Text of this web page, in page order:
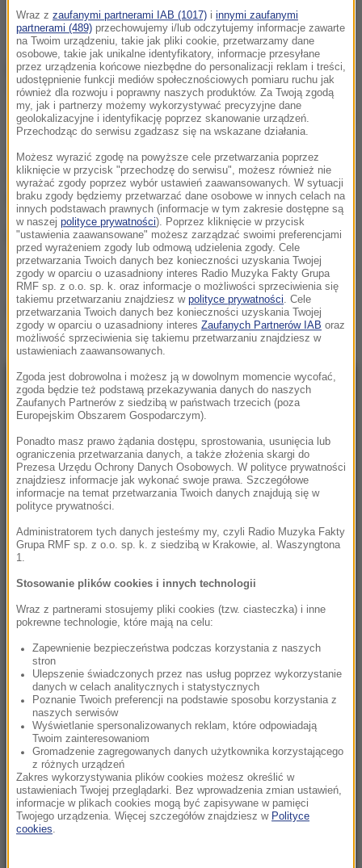
Zniszczone budynki w Amatrice
Jestem zaszczycony, zachwycony i podekscytowany,
że jestem tutaj, w jednym z nielicznych momentów,
kiedy to panuje globalna harmonia- przyznał aktor.
Zniszczone budynki w Amatrice
Źródło: RUPTLY/x-news
Tagi:piłka nożna
NAJNOWSZE
USA płacą fortunę za informacje. Chodzi o
najpotężniejszy kartel narkotykowy na
świecie
07:32
Pucharowy maraton od 18:00. Cztery polskie
Dwaj młodzi hakerzy w rękach policji. Jak
07:00
Karol Nawrocki oczami Polaków. Jak oceniają
go po roku?
06:59
Dron z zapalnikiem znaleziony na lotnisku.
Szef MSW bije na alarm
06:48
Będą dwa nowe święta państwowe? „W
Wraz z zaufanymi partnerami IAB (1017) i innymi zaufanymi
partnerami (489) przechowujemy i/lub odczytujemy informacje zawarte
na Twoim urządzeniu, takie jak pliki cookie, przetwarzamy dane
osobowe, takie jak unikalne identyfikatory, informacje przesyłane
przez urządzenia końcowe niezbędne do personalizacji reklam i treści,
udostępnienie funkcji mediów społecznościowych pomiaru ruchu jak
również dla rozwoju i poprawny naszych produktów. Za Twoją zgodą
my, jak i partnerzy możemy wykorzystywać precyzyjne dane
geolokalizacyjne i identyfikację poprzez skanowanie urządzeń.
Przechodząc do serwisu zgadzasz się na wskazane działania.
Możesz wyrazić zgodę na powyższe cele przetwarzania poprzez
kliknięcie w przycisk "przechodzę do serwisu", możesz również nie
wyrażać zgody poprzez wybór ustawień zaawansowanych. W sytuacji
braku zgody będziemy przetwarzać dane osobowe w innych celach na
innych podstawach prawnych (informacje w tym zakresie dostępne są
w naszej polityce prywatności). Poprzez kliknięcie w przycisk
"ustawienia zaawansowane" możesz zarządzać swoimi preferencjami
przed wyrażeniem zgody lub odmową udzielenia zgody. Cele
przetwarzania Twoich danych bez konieczności uzyskania Twojej
zgody w oparciu o uzasadniony interes Radio Muzyka Fakty Grupa
RMF sp. z o.o. sp. k. oraz informacje o możliwości sprzeciwienia się
takiemu przetwarzaniu znajdziesz w polityce prywatności. Cele
przetwarzania Twoich danych bez konieczności uzyskania Twojej
zgody w oparciu o uzasadniony interes Zaufanych Partnerów IAB oraz
możliwość sprzeciwienia się takiemu przetwarzaniu znajdziesz w
ustawieniach zaawansowanych.
Zgoda jest dobrowolna i możesz ją w dowolnym momencie wycofać,
zgoda będzie też podstawą przekazywania danych do naszych
Zaufanych Partnerów z siedzibą w państwach trzecich (poza
Europejskim Obszarem Gospodarczym).
Ponadto masz prawo żądania dostępu, sprostowania, usunięcia lub
ograniczenia przetwarzania danych, a także złożenia skargi do
Prezesa Urzędu Ochrony Danych Osobowych. W polityce prywatności
znajdziesz informacje jak wykonać swoje prawa. Szczegółowe
informacje na temat przetwarzania Twoich danych znajdują się w
polityce prywatności.
Administratorem tych danych jesteśmy my, czyli Radio Muzyka Fakty
Grupa RMF sp. z o.o. sp. k. z siedzibą w Krakowie, al. Waszyngtona
1.
Stosowanie plików cookies i innych technologii
Wraz z partnerami stosujemy pliki cookies (tzw. ciasteczka) i inne
pokrewne technologie, które mają na celu:
Zapewnienie bezpieczeństwa podczas korzystania z naszych
stron
Ulepszenie świadczonych przez nas usług poprzez wykorzystanie
danych w celach analitycznych i statystycznych
Poznanie Twoich preferencji na podstawie sposobu korzystania z
naszych serwisów
Wyświetlanie spersonalizowanych reklam, które odpowiadają
Twoim zainteresowaniom
Gromadzenie zagregowanych danych użytkownika korzystającego
z różnych urządzeń
Zakres wykorzystywania plików cookies możesz określić w
ustawieniach Twojej przeglądarki. Bez wprowadzenia zmian ustawień,
informacje w plikach cookies mogą być zapisywane w pamięci
Twojego urządzenia. Więcej szczegółów znajdziesz w Polityce
cookies.